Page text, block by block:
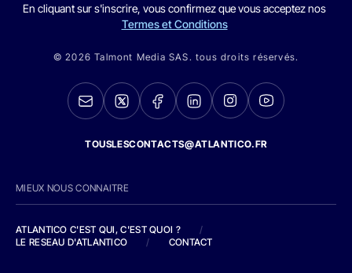
En cliquant sur s'inscrire, vous confirmez que vous acceptez nos
Termes et Conditions
© 2026 Talmont Media SAS. tous droits réservés.
TOUSLESCONTACTS@ATLANTICO.FR
MIEUX NOUS CONNAITRE
ATLANTICO C'EST QUI, C'EST QUOI ?
/
LE RESEAU D'ATLANTICO
/ CONTACT